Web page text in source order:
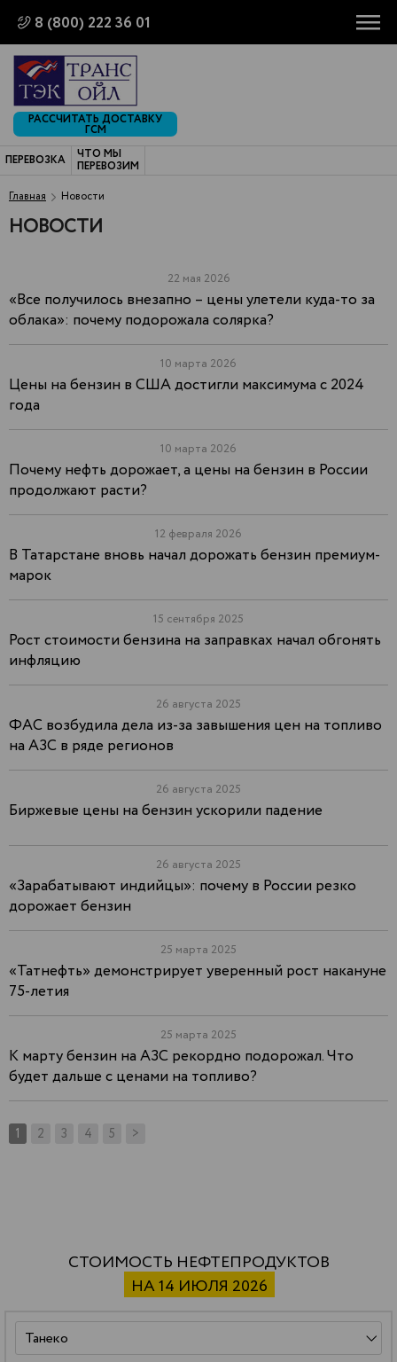
8 (800) 222 36 01
РАССЧИТАТЬ ДОСТАВКУ
ГСМ
ПЕРЕВОЗКА
ЧТО МЫ
ПЕРЕВОЗИМ
Главная
Новости
НОВОСТИ
22 мая 2026
«Все получилось внезапно – цены улетели куда-то за
облака»: почему подорожала солярка?
10 марта 2026
Цены на бензин в США достигли максимума с 2024
года
10 марта 2026
Почему нефть дорожает, а цены на бензин в России
продолжают расти?
12 февраля 2026
В Татарстане вновь начал дорожать бензин премиум-
марок
15 сентября 2025
Рост стоимости бензина на заправках начал обгонять
инфляцию
26 августа 2025
ФАС возбудила дела из-за завышения цен на топливо
на АЗС в ряде регионов
26 августа 2025
Биржевые цены на бензин ускорили падение
26 августа 2025
«Зарабатывают индийцы»: почему в России резко
дорожает бензин
25 марта 2025
«Татнефть» демонстрирует уверенный рост накануне
75-летия
25 марта 2025
К марту бензин на АЗС рекордно подорожал. Что
будет дальше с ценами на топливо?
1 2 3 4 5 >
СТОИМОСТЬ НЕФТЕПРОДУКТОВ
НА 14 ИЮЛЯ 2026